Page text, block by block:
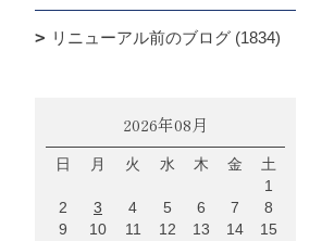
リニューアル前のブログ (1834)
2026年08月
日 月 火 水 木 金
土
1
2
3 4 5 6 7
8
9
10 11 12 13 14
15